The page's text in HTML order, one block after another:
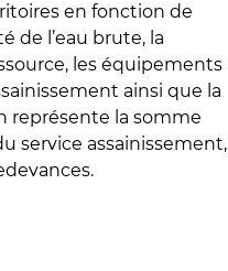
en fonction de
de l’eau brute, la
les équipements
ainsi que la
représente la somme
service assainissement,